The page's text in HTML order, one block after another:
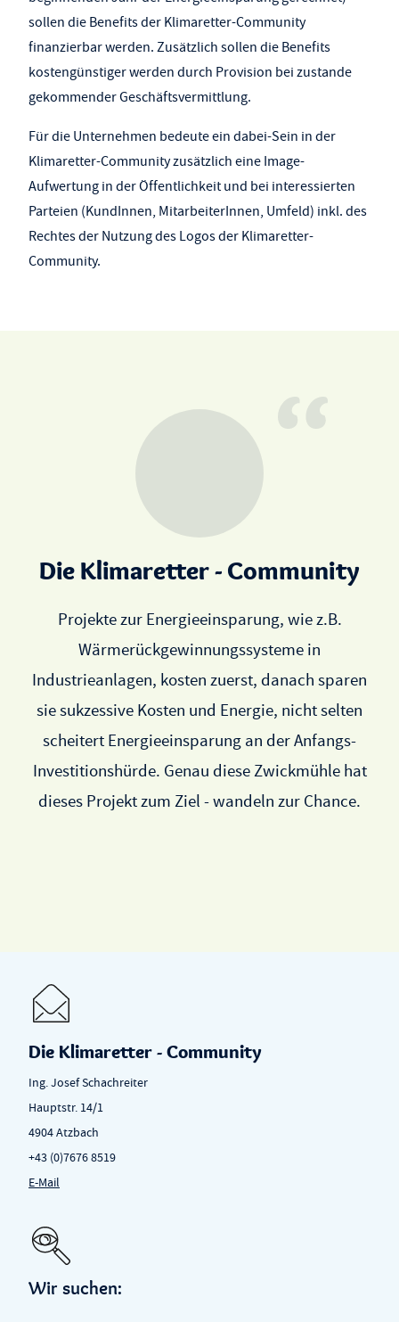
sollen die Benefits der Klimaretter-Community
finanzierbar werden. Zusätzlich sollen die Benefits
kostengünstiger werden durch Provision bei zustande
gekommender Geschäftsvermittlung.
Für die Unternehmen bedeute ein dabei-Sein in der
Klimaretter-Community zusätzlich eine Image-
Aufwertung in der Öffentlichkeit und bei interessierten
Parteien (KundInnen, MitarbeiterInnen, Umfeld) inkl. des
Rechtes der Nutzung des Logos der Klimaretter-
Community.
Die Klimaretter - Community
Projekte zur Energieeinsparung, wie z.B.
Wärmerückgewinnungssysteme in
Industrieanlagen, kosten zuerst, danach sparen
sie sukzessive Kosten und Energie, nicht selten
scheitert Energieeinsparung an der Anfangs-
Investitionshürde. Genau diese Zwickmühle hat
dieses Projekt zum Ziel - wandeln zur Chance.
Wir suchen:
Die Klimaretter - Community
Ing. Josef Schachreiter
Hauptstr. 14/1
4904 Atzbach
+43 (0)7676 8519
E-Mail